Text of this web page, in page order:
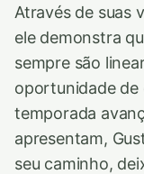
Através de suas
ele demonstra
sempre são
oportunidade de
temporada
apresentam,
seu caminho,